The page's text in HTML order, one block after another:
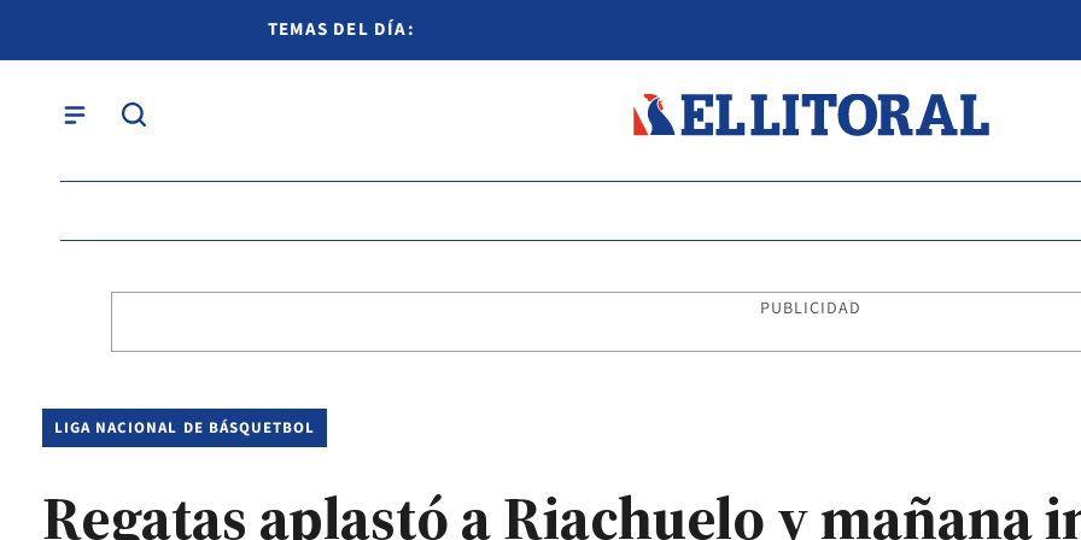
TEMAS DEL DÍA:
PUBLICIDAD
LIGA NACIONAL DE BÁSQUETBOL
Regatas aplastó a Riachuelo y mañana